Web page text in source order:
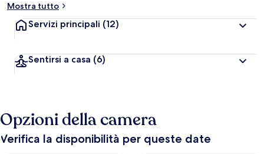
Mostra tutto
Servizi principali (12)
Sentirsi a casa (6)
Opzioni della camera
Verifica la disponibilità per queste date